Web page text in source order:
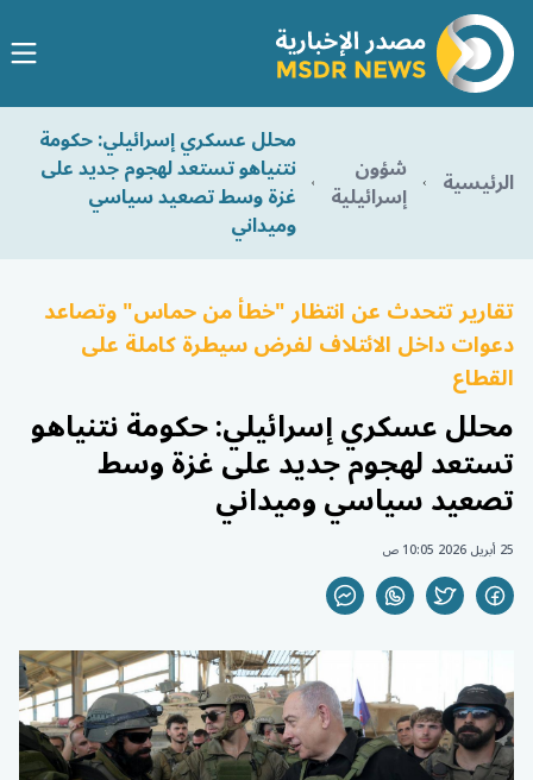
الرئيسية شؤون
إسرائيلية
محلل عسكري إسرائيلي: حكومة
نتنياهو تستعد لهجوم جديد على
غزة وسط تصعيد سياسي
وميداني
تقارير تتحدث عن انتظار "خطأ من حماس" وتصاعد
دعوات داخل الائتلاف لفرض سيطرة كاملة على
القطاع
محلل عسكري إسرائيلي: حكومة نتنياهو
تستعد لهجوم جديد على غزة وسط
تصعيد سياسي وميداني
25 أبريل 2026 10:05 ص